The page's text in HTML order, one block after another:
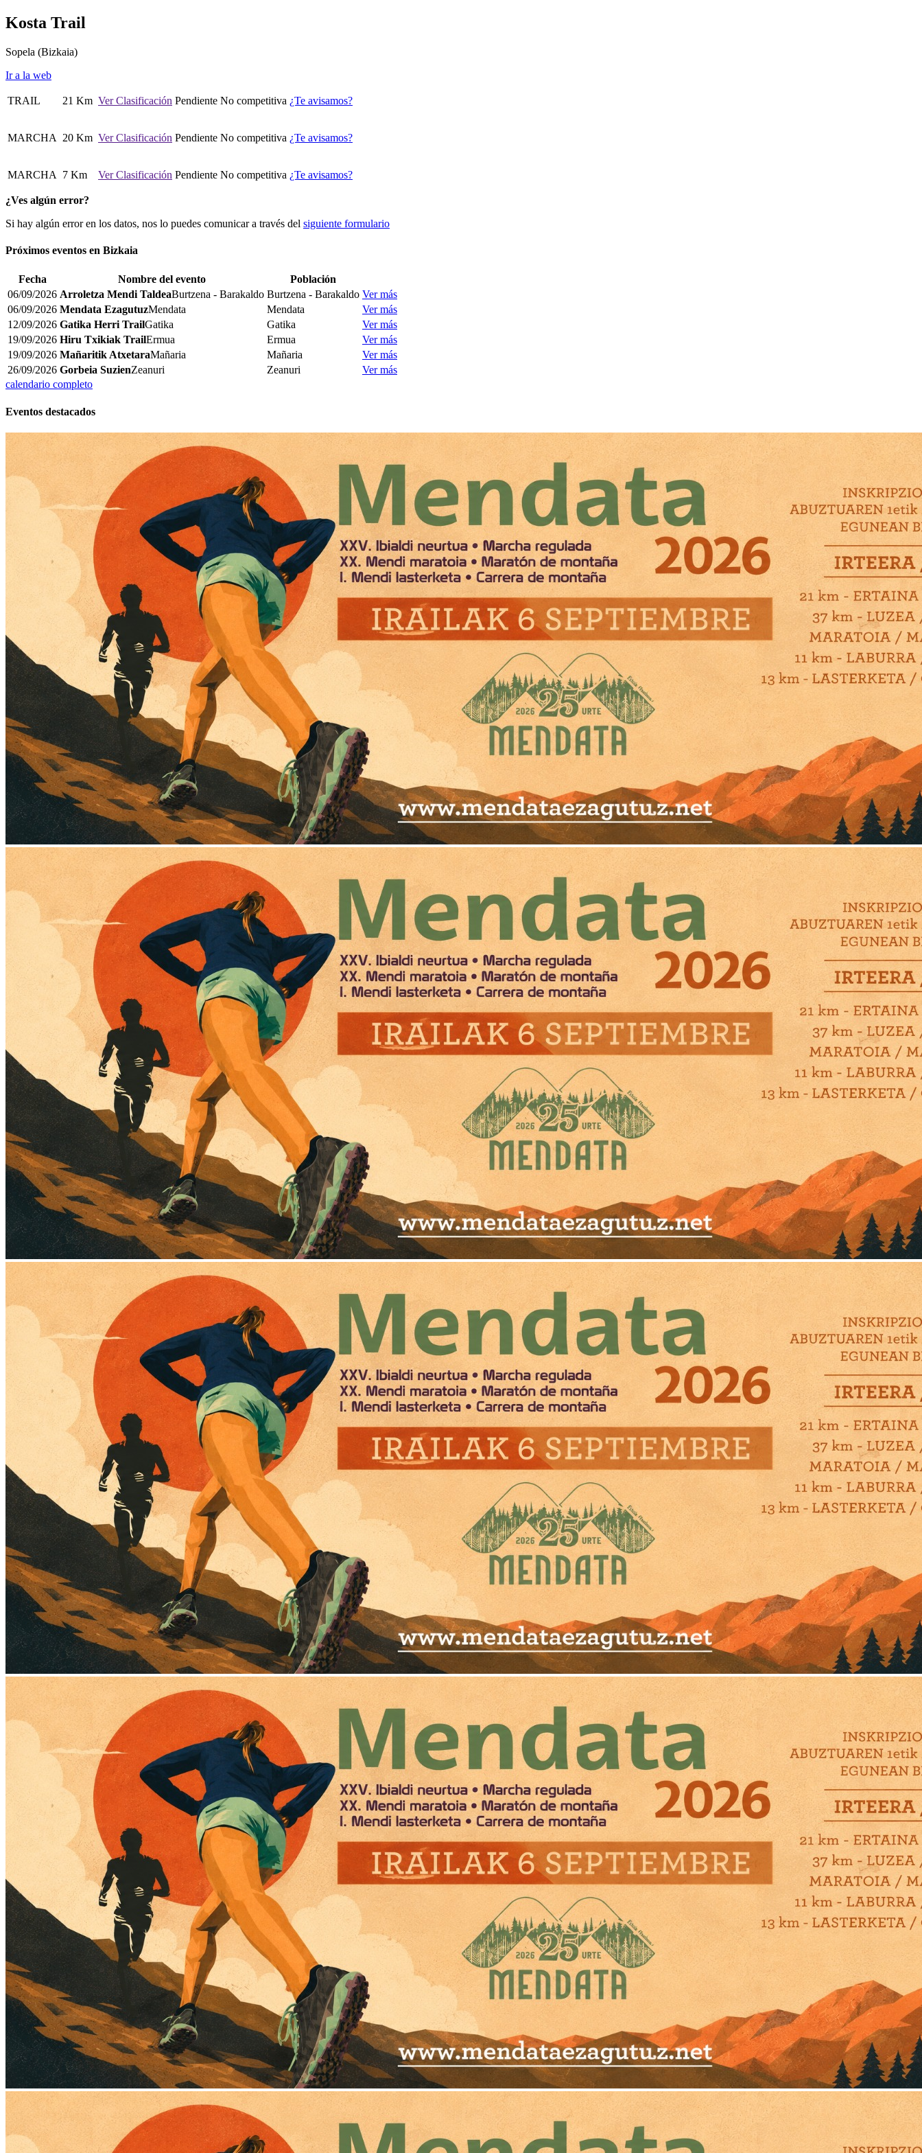
Kosta Trail
Sopela (Bizkaia)
Ir a la web
TRAIL 21 Km Ver Clasificación Pendiente No competitiva ¿Te avisamos?
MARCHA 20 Km Ver Clasificación Pendiente No competitiva ¿Te avisamos?
MARCHA 7 Km Ver Clasificación Pendiente No competitiva ¿Te avisamos?
¿Ves algún error?
Si hay algún error en los datos, nos lo puedes comunicar a través del siguiente formulario
Próximos eventos en Bizkaia
Fecha Nombre del evento
Población
06/09/2026 Arroletza Mendi TaldeaBurtzena - Barakaldo Burtzena - Barakaldo Ver más
06/09/2026 Mendata EzagutuzMendata Mendata
Ver más
12/09/2026 Gatika Herri TrailGatika Gatika
Ver más
19/09/2026 Hiru Txikiak TrailErmua Ermua
Ver más
19/09/2026 Mañaritik AtxetaraMañaria Mañaria
Ver más
26/09/2026 Gorbeia SuzienZeanuri Zeanuri
Ver más
calendario completo
Eventos destacados